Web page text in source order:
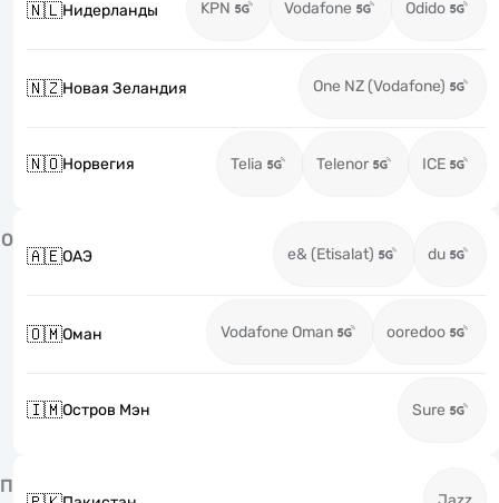
🇳🇱Нидерланды KPN Vodafone Odido
🇳🇿Новая Зеландия One NZ (Vodafone)
🇳🇴Норвегия Telia Telenor ICE
О
🇦🇪ОАЭ e& (Etisalat) du
🇴🇲Оман Vodafone Oman ooredoo
🇮🇲Остров Мэн Sure
П